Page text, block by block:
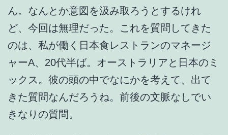
ん。なんとか意図を汲み取ろうとするけれ
ど、今回は無理だった。これを質問してきた
のは、私が働く日本食レストランのマネージ
ャーA、20代半ば。オーストラリアと日本のミ
ックス。彼の頭の中でなにかを考えて、出て
きた質問なんだろうね。前後の文脈なしでい
きなりの質問。